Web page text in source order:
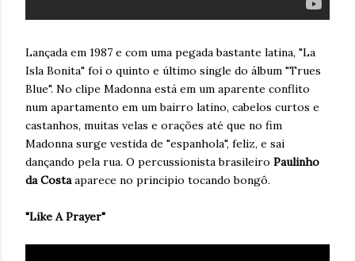
Lançada em 1987 e com uma pegada bastante latina, "La
Isla Bonita" foi o quinto e último single do álbum "Trues
Blue". No clipe Madonna está em um aparente conflito
num apartamento em um bairro latino, cabelos curtos e
castanhos, muitas velas e orações até que no fim
Madonna surge vestida de "espanhola", feliz, e sai
dançando pela rua. O percussionista brasileiro Paulinho
da Costaaparece no principio tocando bongô.
"Like A Prayer"